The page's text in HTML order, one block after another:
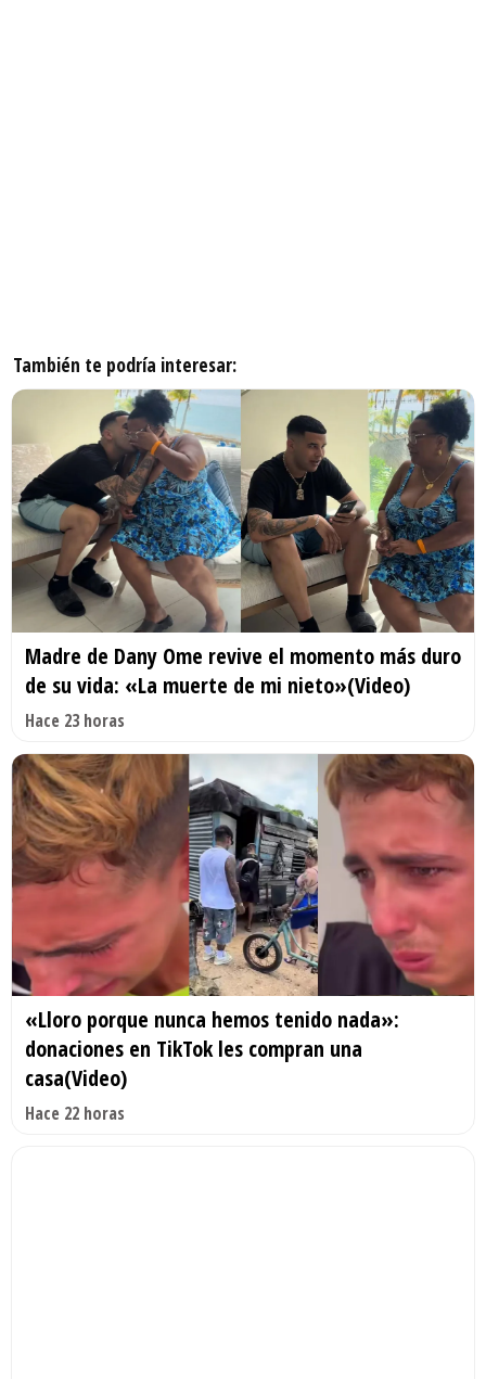
También te podría interesar:
Madre de Dany Ome revive el momento más duro
de su vida: «La muerte de mi nieto»(Video)
Hace 23 horas
«Lloro porque nunca hemos tenido nada»:
donaciones en TikTok les compran una
casa(Video)
Hace 22 horas